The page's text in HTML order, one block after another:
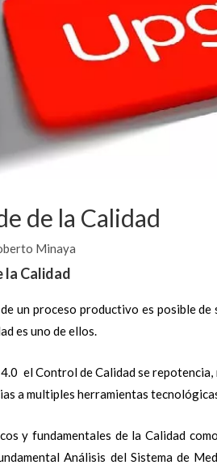
de la Calidad
Minaya
la Calidad
un proceso productivo es posible
es uno de ellos.
el Control de Calidad se repotencia,
a multiples herramientas
y fundamentales de la Calidad
Análisis del Sistema de